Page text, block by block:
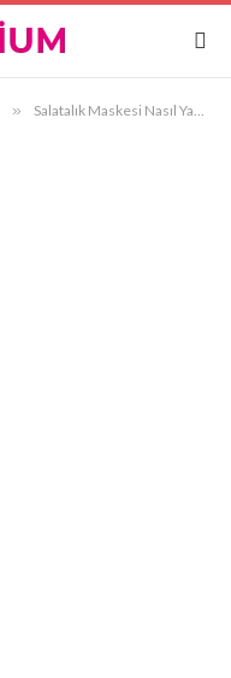
» Salatalık Maskesi Nasıl Yapılır?